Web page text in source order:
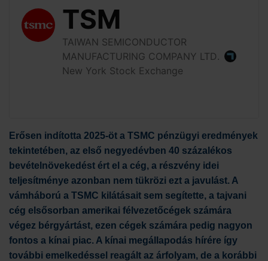
Erősen indította 2025-öt a TSMC pénzügyi eredmények
tekintetében, az első negyedévben 40 százalékos
bevételnövekedést ért el a cég, a részvény idei
teljesítménye azonban nem tükrözi ezt a javulást. A
vámháború a TSMC kilátásait sem segítette, a tajvani
cég elsősorban amerikai félvezetőcégek számára
végez bérgyártást, ezen cégek számára pedig nagyon
fontos a kínai piac. A kínai megállapodás hírére így
további emelkedéssel reagált az árfolyam, de a korábbi